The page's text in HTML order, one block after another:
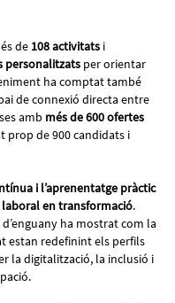
de 108 activitats i
personalitzats per orientar
ha comptat també
de connexió directa entre
amb més de 600 ofertes
prop de 900 candidats i
i l’aprenentatge pràctic
en transformació.
ha mostrat com la
estan redefinint els perfils
la digitalització, la inclusió i